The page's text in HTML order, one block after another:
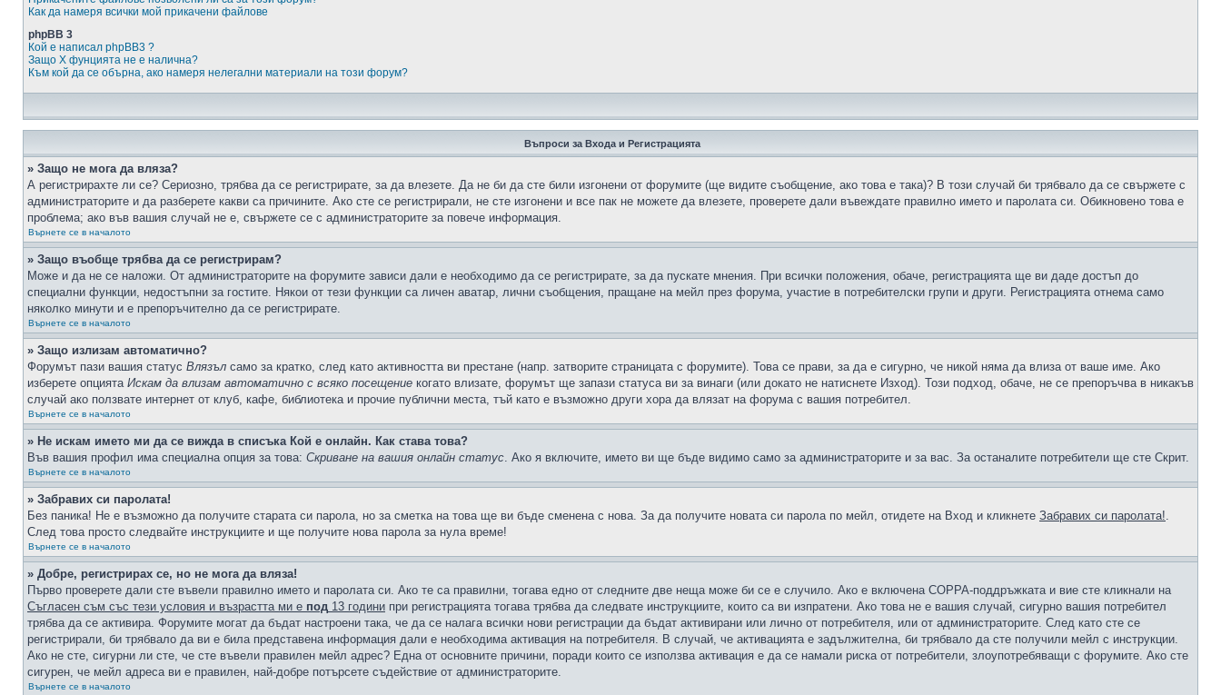
Как да намеря всички мой прикачени файлове
phpBB 3
Кой е написал phpBB3 ?
Защо X фунцията не е налична?
Към кой да се обърна, ако намеря нелегални материали на този форум?
Въпроси за Входа и Регистрацията
» Защо не мога да вляза?
А регистрирахте ли се? Сериозно, трябва да се регистрирате, за да влезете. Да не би да сте били изгонени от форумите (ще видите съобщение, ако това е така)? В този случай би трябвало да се свържете с
администраторите и да разберете какви са причините. Ако сте се регистрирали, не сте изгонени и все пак не можете да влезете, проверете дали въвеждате правилно името и паролата си. Обикновено това е
проблема; ако във вашия случай не е, свържете се с администраторите за повече информация.
Върнете се в началото
» Защо въобще трябва да се регистрирам?
Може и да не се наложи. От администраторите на форумите зависи дали е необходимо да се регистрирате, за да пускате мнения. При всички положения, обаче, регистрацията ще ви даде достъп до
специални функции, недостъпни за гостите. Някои от тези функции са личен аватар, лични съобщения, пращане на мейл през форума, участие в потребителски групи и други. Регистрацията отнема само
няколко минути и е препоръчително да се регистрирате.
Върнете се в началото
» Защо излизам автоматично?
Форумът пази вашия статус Влязъл само за кратко, след като активността ви престане (напр. затворите страницата с форумите). Това се прави, за да е сигурно, че никой няма да влиза от ваше име. Ако
изберете опцията Искам да влизам автоматично с всяко посещение когато влизате, форумът ще запази статуса ви за винаги (или докато не натиснете Изход). Този подход, обаче, не се препоръчва в никакъв
случай ако ползвате интернет от клуб, кафе, библиотека и прочие публични места, тъй като е възможно други хора да влязат на форума с вашия потребител.
Върнете се в началото
» Не искам името ми да се вижда в списъка Кой е онлайн. Как става това?
Във вашия профил има специална опция за това: Скриване на вашия онлайн статус. Ако я включите, името ви ще бъде видимо само за администраторите и за вас. За останалите потребители ще сте Скрит.
Върнете се в началото
» Забравих си паролата!
Без паника! Не е възможно да получите старата си парола, но за сметка на това ще ви бъде сменена с нова. За да получите новата си парола по мейл, отидете на Вход и кликнете Забравих си паролата!.
След това просто следвайте инструкциите и ще получите нова парола за нула време!
Върнете се в началото
» Добре, регистрирах се, но не мога да вляза!
Първо проверете дали сте въвели правилно името и паролата си. Ако те са правилни, тогава едно от следните две неща може би се е случило. Ако е включена COPPA-поддръжката и вие сте кликнали на
Съгласен съм със тези условия и възрастта ми е под 13 години при регистрацията тогава трябва да следвате инструкциите, които са ви изпратени. Ако това не е вашия случай, сигурно вашия потребител
трябва да се активира. Форумите могат да бъдат настроени така, че да се налага всички нови регистрации да бъдат активирани или лично от потребителя, или от администраторите. След като сте се
регистрирали, би трябвало да ви е била представена информация дали е необходима активация на потребителя. В случай, че активацията е задължителна, би трябвало да сте получили мейл с инструкции.
Ако не сте, сигурни ли сте, че сте въвели правилен мейл адрес? Една от основните причини, поради които се използва активация е да се намали риска от потребители, злоупотребяващи с форумите. Ако сте
сигурен, че мейл адреса ви е правилен, най-добре потърсете съдействие от администраторите.
Върнете се в началото